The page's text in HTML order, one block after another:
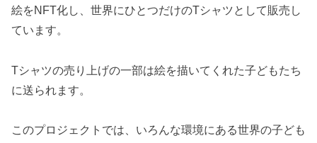
絵をNFT化し、世界にひとつだけのTシャツとして販売し
ています。
Tシャツの売り上げの一部は絵を描いてくれた子どもたち
に送られます。
このプロジェクトでは、いろんな環境にある世界の子ども